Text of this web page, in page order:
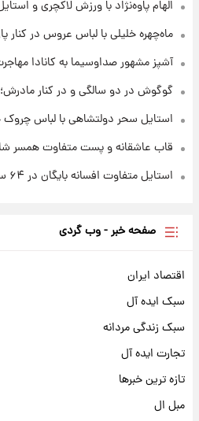
ادعای جنجالی
الهام پاوه‌نژاد با ورزش لاکچری و
ماه‌چهره خلیلی با لباس عروس در کنار
آشپز مشهور صداوسیما به کانادا
گوگوش در دو سالگی و در کنار مادرش؛
استایل سحر دولتشاهی با لباس
قاب عاشقانه و پست متفاوت همسر
استایل متفاوت افسانه بایگان در ۶۴ سالگی + عکس
صفحه خبر - وب گردی
اقتصاد ایران
سبک ایده آل
سبک زندگی مردانه
تجارت ایده آل
تازه ترین خبرها
مبل ال